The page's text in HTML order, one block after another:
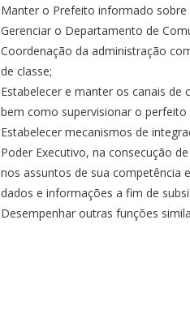
Manter o Prefeito informado
Gerenciar o Departamento de
Coordenação da administração
de classe;
Estabelecer e manter os canais
bem como supervisionar o
Estabelecer mecanismos de
Poder Executivo, na consecução
nos assuntos de sua competência
dados e informações a fim de
Desempenhar outras funções